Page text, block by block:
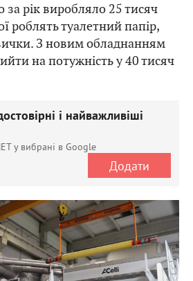
за рік виробляло 25 тисяч
роблять туалетний папір,
З новим обладнанням
на потужність у 40 тисяч
і найважливіші
у вибрані в Google
Додати